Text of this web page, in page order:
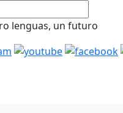
lenguas, un futuro